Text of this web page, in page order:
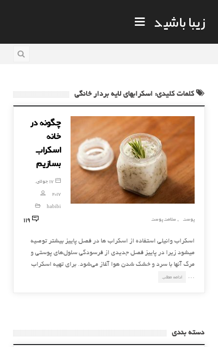
زیبا باشید
کلمات کلیدی: اسکرابهای لایه بردار خانگی
چگونه در
خانه
اسکراب
بسازیم
17 جولای,
2017
habibi
پوست
, سلامت پوست 119
اسكراب وانیلی استفاده از اسکراب ها در فصل پاییز بیشتر توصیه
میشود زیرا در پاییز فصل جدیدی از فرسودگی سلول‌های پوستی و
مرگ آنها با سرد و خشك شدن هوا آغاز می‌شود. برای تهیه اسكراب
…
ادامه مطلب
دسته بندی